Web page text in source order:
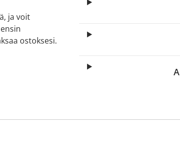
ja voit
ostoksesi.